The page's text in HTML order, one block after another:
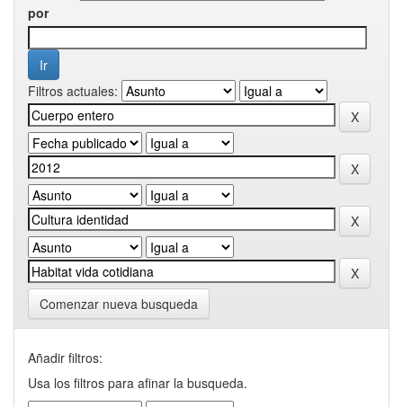
por
Filtros actuales:
Comenzar nueva busqueda
Añadir filtros:
Usa los filtros para afinar la busqueda.